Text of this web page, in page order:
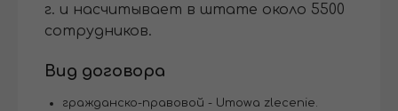
г. и насчитывает в штате около 5500
сотрудников.
Вид договора
гражданско-правовой - Umowa zlecenie.